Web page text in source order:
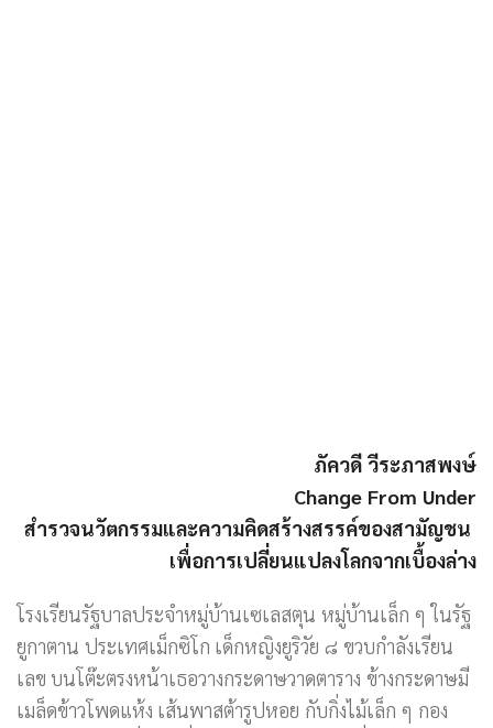
ภัควดี วีระภาสพงษ์
Change From Under
สำรวจนวัตกรรมและความคิดสร้างสรรค์ของสามัญชน
เพื่อการเปลี่ยนแปลงโลกจากเบื้องล่าง
โรงเรียนรัฐบาลประจำหมู่บ้านเซเลสตุน หมู่บ้านเล็ก ๆ ในรัฐ
ยูกาตาน ประเทศเม็กซิโก เด็กหญิงยูริวัย ๘ ขวบกำลังเรียน
เลข บนโต๊ะตรงหน้าเธอวางกระดาษวาดตาราง ข้างกระดาษมี
เมล็ดข้าวโพดแห้ง เส้นพาสต้ารูปหอย กับกิ่งไม้เล็ก ๆ กอง